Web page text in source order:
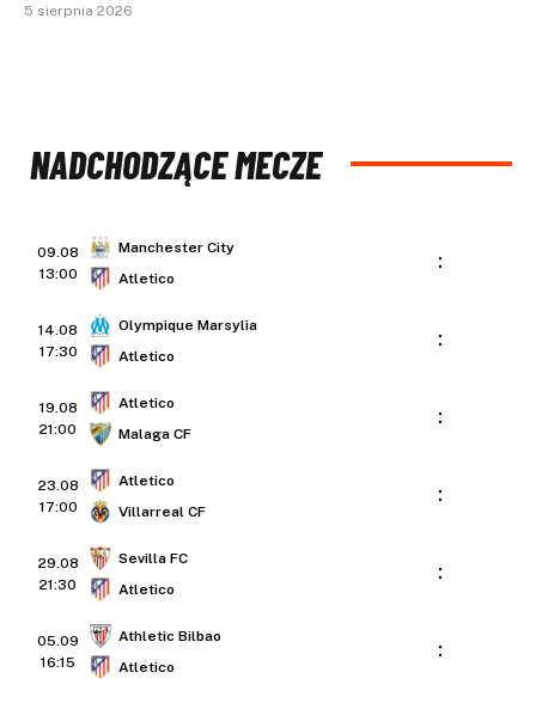
5 sierpnia 2026
NADCHODZĄCE MECZE
09.08
13:00
Manchester City
Atletico
:
14.08
17:30
Olympique Marsylia
Atletico
:
19.08
21:00
Atletico
Malaga CF
:
23.08
17:00
Atletico
Villarreal CF
:
29.08
21:30
Sevilla FC
Atletico
:
05.09
16:15
Athletic Bilbao
Atletico
: